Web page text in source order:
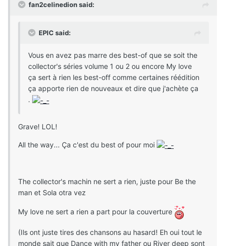
fan2celinedion said:
EPIC said:
Vous en avez pas marre des best-of que se soit the
collector's séries volume 1 ou 2 ou encore My love
ça sert à rien les best-off comme certaines réédition
ça apporte rien de nouveaux et dire que j'achète ça
.
Grave! LOL!
All the way... Ça c'est du best of pour moi
The collector's machin ne sert a rien, juste pour Be the
man et Sola otra vez
My love ne sert a rien a part pour la couverture
(Ils ont juste tires des chansons au hasard! Eh oui tout le
monde sait que Dance with my father ou River deep sont